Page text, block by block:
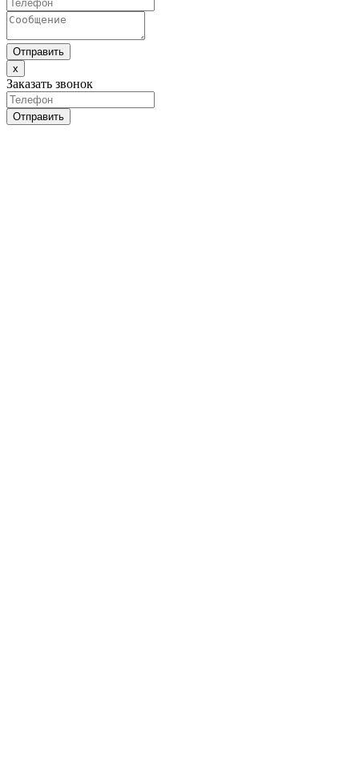
Отправить
x
Заказать звонок
Отправить